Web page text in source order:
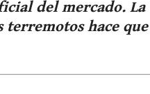
del mercado.
hace